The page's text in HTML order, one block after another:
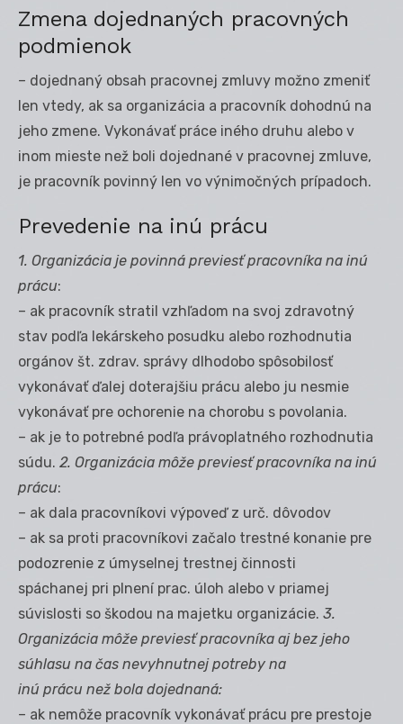
Zmena dojednaných pracovných
podmienok
– dojednaný obsah pracovnej zmluvy možno zmeniť
len vtedy, ak sa organizácia a pracovník dohodnú na
jeho zmene. Vykonávať práce iného druhu alebo v
inom mieste než boli dojednané v pracovnej zmluve,
je pracovník povinný len vo výnimočných prípadoch.
Prevedenie na inú prácu
1. Organizácia je povinná previesť pracovníka na inú
prácu:
– ak pracovník stratil vzhľadom na svoj zdravotný
stav podľa lekárskeho posudku alebo rozhodnutia
orgánov št. zdrav. správy dlhodobo spôsobilosť
vykonávať ďalej doterajšiu prácu alebo ju nesmie
vykonávať pre ochorenie na chorobu s povolania.
– ak je to potrebné podľa právoplatného rozhodnutia
súdu. 2. Organizácia môže previesť pracovníka na inú
prácu:
– ak dala pracovníkovi výpoveď z urč. dôvodov
– ak sa proti pracovníkovi začalo trestné konanie pre
podozrenie z úmyselnej trestnej činnosti
spáchanej pri plnení prac. úloh alebo v priamej
súvislosti so škodou na majetku organizácie. 3.
Organizácia môže previesť pracovníka aj bez jeho
súhlasu na čas nevyhnutnej potreby na
inú prácu než bola dojednaná:
– ak nemôže pracovník vykonávať prácu pre prestoje